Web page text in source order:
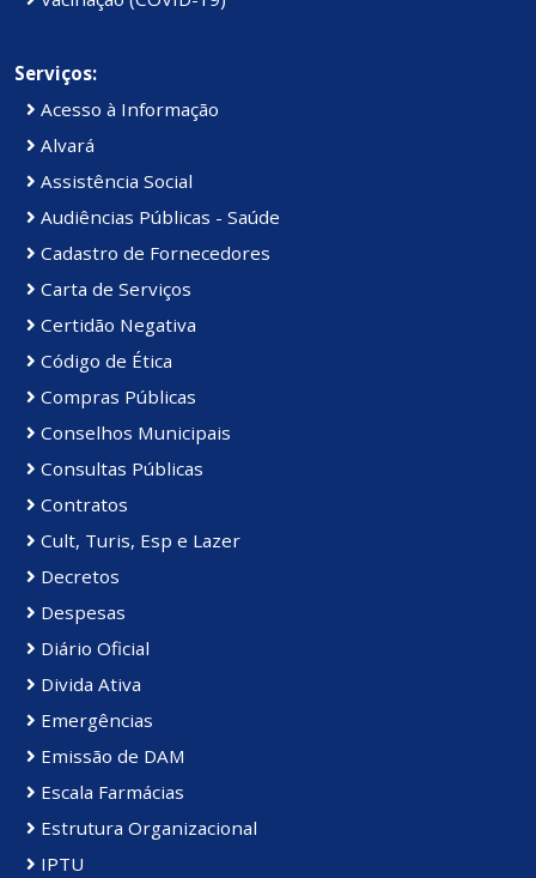
Serviços:
Acesso à Informação
Alvará
Assistência Social
Audiências Públicas - Saúde
Cadastro de Fornecedores
Carta de Serviços
Certidão Negativa
Código de Ética
Compras Públicas
Conselhos Municipais
Consultas Públicas
Contratos
Cult, Turis, Esp e Lazer
Decretos
Despesas
Diário Oficial
Divida Ativa
Emergências
Emissão de DAM
Escala Farmácias
Estrutura Organizacional
IPTU